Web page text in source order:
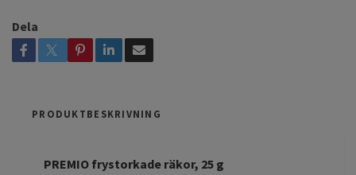
Dela
PRODUKTBESKRIVNING
PREMIO frystorkade räkor, 25 g